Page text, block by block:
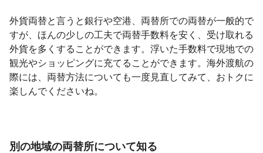
外貨両替と言うと銀行や空港、両替所での両替が一般的で
すが、ほんの少しの工夫で両替手数料を安く、受け取れる
外貨を多くすることができます。浮いた手数料で現地での
観光やショッピングに充てることができます。海外渡航の
際には、両替方法についても一度見直してみて、おトクに
楽しんでくださいね。
別の地域の両替所について知る